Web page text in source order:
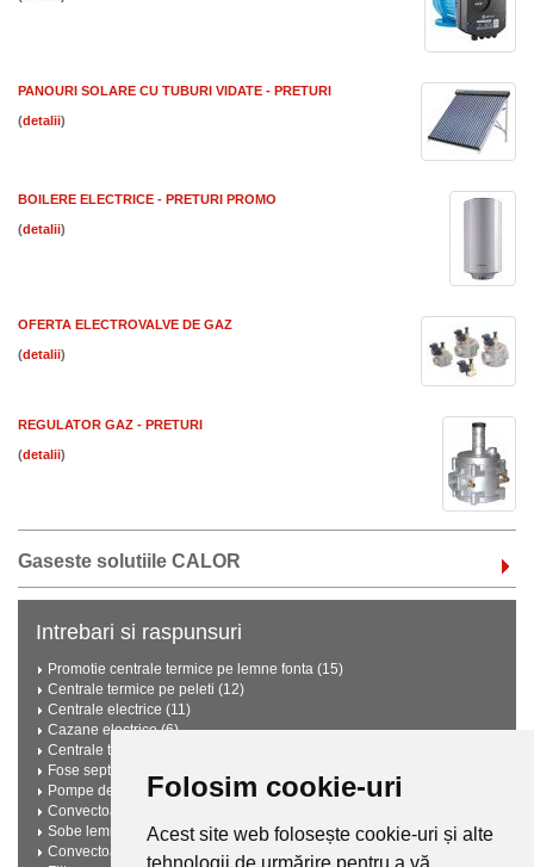
Folosim cookie-uri
Acest site web folosește cookie-uri și alte
tehnologii de urmărire pentru a vă
PANOURI SOLARE CU TUBURI VIDATE - PRETURI
( )
BOILERE ELECTRICE - PRETURI PROMO
( )
OFERTA ELECTROVALVE DE GAZ
( )
REGULATOR GAZ - PRETURI
( )
Gaseste solutiile CALOR
Intrebari si raspunsuri
Promotie centrale termice pe lemne fonta (15)
Centrale termice pe peleti (12)
Centrale electrice (11)
Cazane electrice (6)
Centrale termice pe lemne cu gazeificare (6)
Fose septice ecologice (3)
Pompe de caldura (3)
Convectoare electrice (2)
Sobe lemne (2)
Convectoare pe gaz (2)